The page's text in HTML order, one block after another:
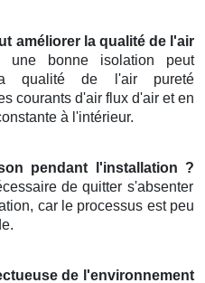
améliorer la qualité de l'air
une bonne isolation peut
qualité de l'air pureté
courants d'air flux d'air et en
à l'intérieur.
pendant l'installation ?
de quitter s'absenter
car le processus est peu
de l'environnement